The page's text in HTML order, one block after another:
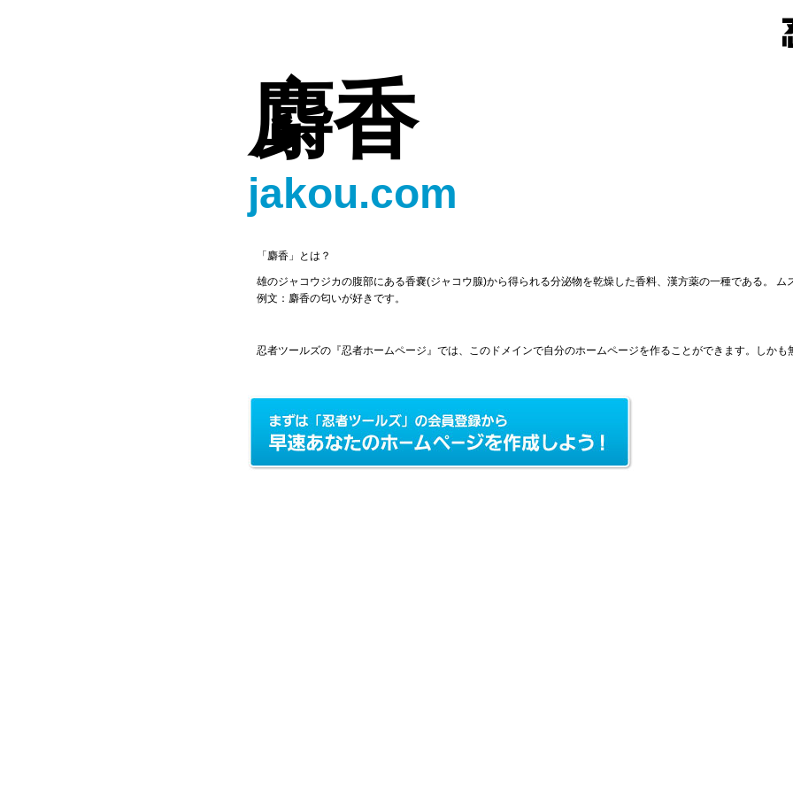
麝香
jakou.com
「麝香」とは？
雄のジャコウジカの腹部にある香嚢(ジャコウ腺)から得られる分泌物を乾燥した香料、漢方薬の一種である。 ム
例文：麝香の匂いが好きです。
忍者ツールズの『忍者ホームページ』では、このドメインで自分のホームページを作ることができます。しかも